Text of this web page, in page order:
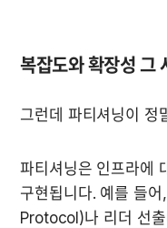
복잡도와 확장성 그
그런데 파티셔닝이 정
파티셔닝은 인프라에
구현됩니다. 예를 들
Protocol)나 리더 선